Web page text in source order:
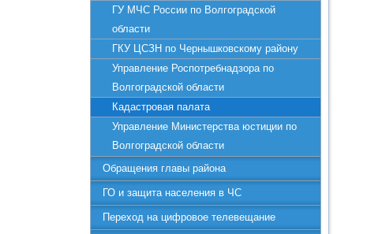
ГУ МЧС России по Волгоградской
области
ГКУ ЦСЗН по Чернышковскому району
Управление Роспотребнадзора по
Волгоградской области
Кадастровая палата
Управление Министерства юстиции по
Волгоградской области
Обращения главы района
ГО и защита населения в ЧС
Переход на цифровое телевещание